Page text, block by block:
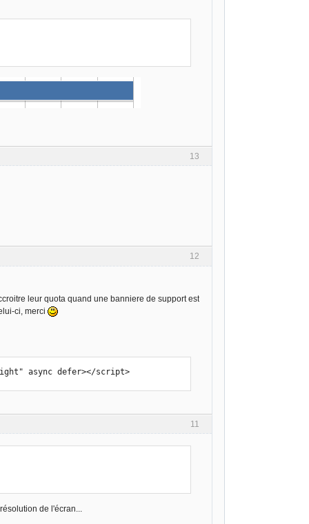
13
12
leur quota quand une banniere de support est
ci, merci
async defer></script>
11
de l'écran...